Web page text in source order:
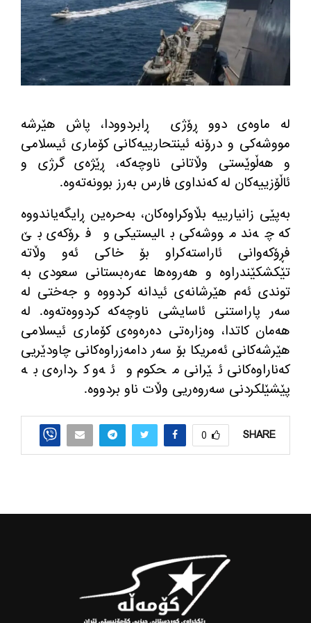
لە ماوەی دوو ڕۆژی
ڕابردوودا، پاش هێرشە
مووشەکی و درۆنە ئینتحارییەکانی کۆماری ئیسلامی
و هەڵوێستی وڵاتانی ناوچەکە، ڕێژەی گرژی و
ئاڵۆزییەکان لە کەنداوی فارس بەرز بوونەتەوە.
بەپێی زانیارییە بڵاوکراوەکان، بەحرەین ڕایگەیاندووە
کە چەند مووشەکی بالیستیکی و فرۆکەی بێ
فڕۆکەوانی ئاراستەکراو بۆ خاکی ئەو وڵاتە
تێکشکێندراوە و هەروەها عەرەبستانی سعودی بە
توندی ئەم هێرشانەی ئیدانە کردووە و جەختی لە
سەر پاراستنی ئاسایشی ناوچەکە کردووەتەوە. لە
هەمان کاتدا، وەزارەتی دەرەوەی کۆماری ئیسلامی
هێرشەکانی ئەمریکا بۆ سەر دامەزراوەکانی چاودێریی
کەناراوەکانی ئێرانی محکوم و ئەو کردارەی بە
پێشێلکردنی سەروەریی وڵات ناو بردووە.
SHARE
0